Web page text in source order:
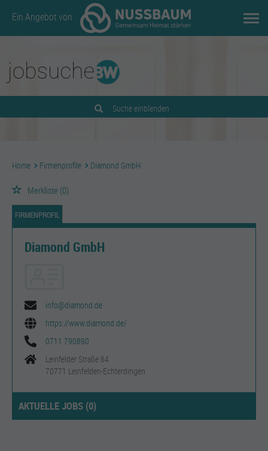
Ein Angebot von
Suche einblenden
Home Firmenprofile Diamond GmbH
Merkliste (0)
FIRMENPROFIL
Diamond GmbH
info@diamond.de
https://www.diamond.de/
0711 790890
Leinfelder Straße 64
70771 Leinfelden-Echterdingen
AKTUELLE JOBS (0)